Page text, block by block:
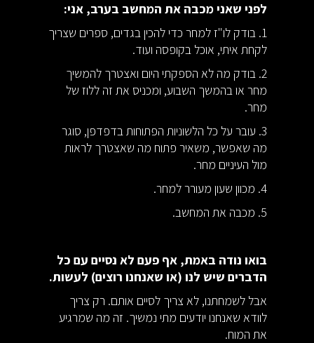
לפני שאני מכבה את המחשב בערב, אני:
1. בודק לו"ז למחר כדי להכין בגדים, ספרים שצריך
לקחת איתי, אוכל בקופסה ועוד.
2. בודק מה לא הספקתי היום ואצטרך להמשיך
מחר או בהמשך השבוע, ומכניס את זה ללוז של
מחר.
3. עובר על כל הלשוניות הפתוחות בדפדפן, סוגר
מה שאפשר, משאיר פתוח מה שאצטרך לראות
מול העיניים מחר.
4. מכוון שעון מעורר למחר.
5. מכבה את המחשב.
בואו נודה באמת, אף פעם לא נסיים עם כל
הדברים שיש לנו (או שאנחנו רוצים) לעשות.
אבל לשמחתנו, לא צריך לסיים אותם. רק צריך
לוודא שאנחנו יודעים מתי נמשיך. זה מה שמרגיע
את המוח.